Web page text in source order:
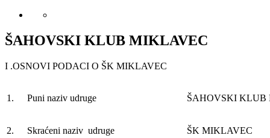
ŠAHOVSKI KLUB MIKLAVEC
I .OSNOVI PODACI O ŠK MIKLAVEC
1. Puni naziv udruge ŠAHOVSKI KLUB
2. Skraćeni naziv udruge ŠK MIKLAVEC